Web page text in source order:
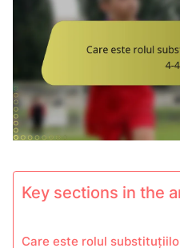
Key sections in the
Care este rolul